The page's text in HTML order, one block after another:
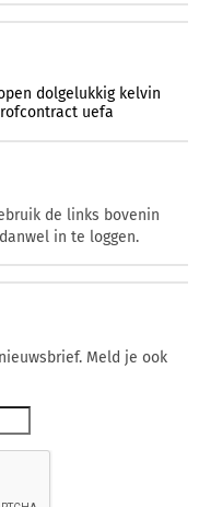
dolgelukkig kelvin
uefa
de links bovenin
in te loggen.
Meld je ook